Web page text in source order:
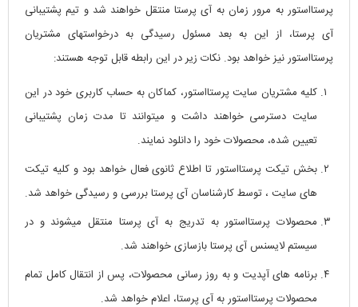
پرستااستور به مرور زمان به آی پرستا منتقل خواهند شد و تیم پشتیبانی
آی پرستا، از این به بعد مسئول رسیدگی به درخواستهای مشتریان
پرستااستور نیز خواهد بود. نکات زیر در این رابطه قابل توجه هستند:
کلیه مشتریان سایت پرستااستور، کماکان به حساب کاربری خود در این
سایت دسترسی خواهند داشت و میتوانند تا مدت زمان پشتیبانی
تعیین شده، محصولات خود را دانلود نمایند.
بخش تیکت پرستااستور تا اطلاع ثانوی فعال خواهد بود و کلیه تیکت
های سایت ، توسط کارشناسان آی پرستا بررسی و رسیدگی خواهد شد.
محصولات پرستااستور به تدریج به آی پرستا منتقل میشوند و در
سیستم لایسنس آی پرستا بازسازی خواهند شد.
برنامه های آپدیت و به روز رسانی محصولات، پس از انتقال کامل تمام
محصولات پرستااستور به آی پرستا، اعلام خواهد شد.